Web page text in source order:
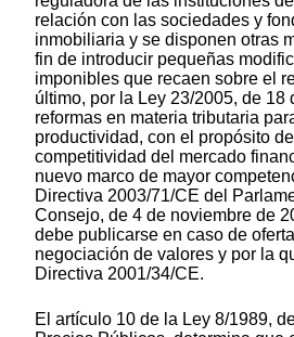
relación con las sociedades y
inmobiliaria y se disponen otras
fin de introducir pequeñas
imponibles que recaen sobre el
último, por la Ley 23/2005, de 18
reformas en materia tributaria
productividad, con el propósito
competitividad del mercado
nuevo marco de mayor
Directiva 2003/71/CE del
Consejo, de 4 de noviembre de
debe publicarse en caso de
negociación de valores y por la
Directiva 2001/34/CE.
El artículo 10 de la Ley 8/1989,